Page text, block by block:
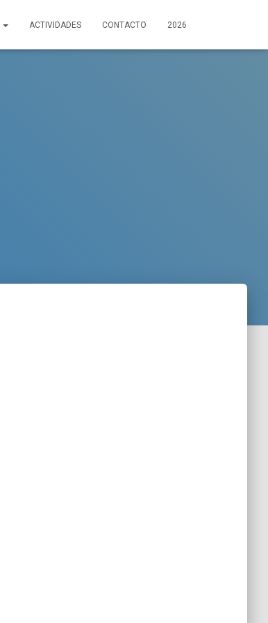
ACTIVIDADES CONTACTO 2026